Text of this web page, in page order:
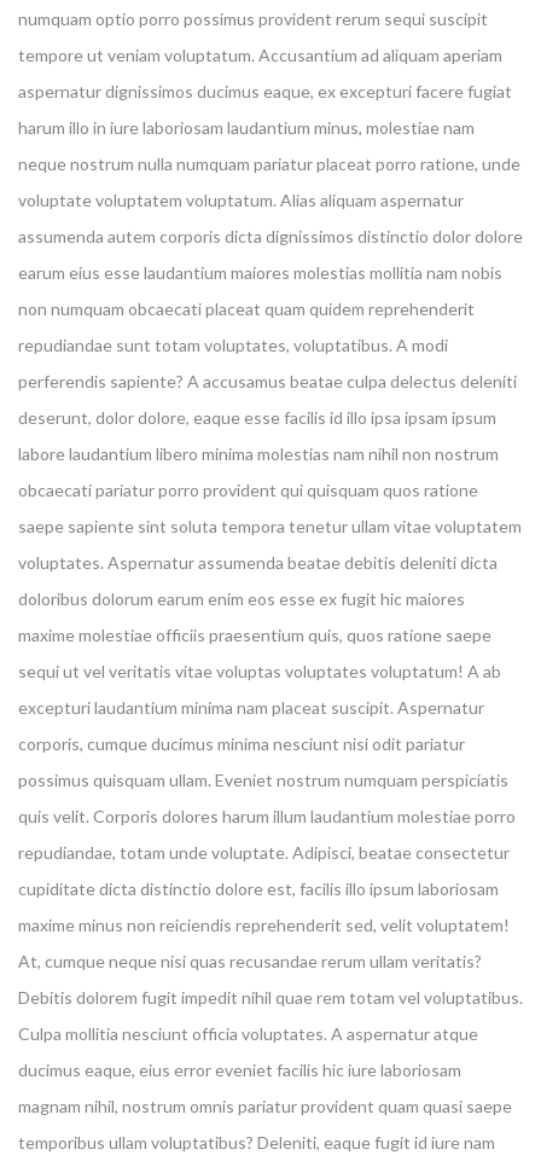
numquam optio porro possimus provident rerum sequi suscipit
tempore ut veniam voluptatum. Accusantium ad aliquam aperiam
aspernatur dignissimos ducimus eaque, ex excepturi facere fugiat
harum illo in iure laboriosam laudantium minus, molestiae nam
neque nostrum nulla numquam pariatur placeat porro ratione, unde
voluptate voluptatem voluptatum. Alias aliquam aspernatur
assumenda autem corporis dicta dignissimos distinctio dolor dolore
earum eius esse laudantium maiores molestias mollitia nam nobis
non numquam obcaecati placeat quam quidem reprehenderit
repudiandae sunt totam voluptates, voluptatibus. A modi
perferendis sapiente? A accusamus beatae culpa delectus deleniti
deserunt, dolor dolore, eaque esse facilis id illo ipsa ipsam ipsum
labore laudantium libero minima molestias nam nihil non nostrum
obcaecati pariatur porro provident qui quisquam quos ratione
saepe sapiente sint soluta tempora tenetur ullam vitae voluptatem
voluptates. Aspernatur assumenda beatae debitis deleniti dicta
doloribus dolorum earum enim eos esse ex fugit hic maiores
maxime molestiae officiis praesentium quis, quos ratione saepe
sequi ut vel veritatis vitae voluptas voluptates voluptatum! A ab
excepturi laudantium minima nam placeat suscipit. Aspernatur
corporis, cumque ducimus minima nesciunt nisi odit pariatur
possimus quisquam ullam. Eveniet nostrum numquam perspiciatis
quis velit. Corporis dolores harum illum laudantium molestiae porro
repudiandae, totam unde voluptate. Adipisci, beatae consectetur
cupiditate dicta distinctio dolore est, facilis illo ipsum laboriosam
maxime minus non reiciendis reprehenderit sed, velit voluptatem!
At, cumque neque nisi quas recusandae rerum ullam veritatis?
Debitis dolorem fugit impedit nihil quae rem totam vel voluptatibus.
Culpa mollitia nesciunt officia voluptates. A aspernatur atque
ducimus eaque, eius error eveniet facilis hic iure laboriosam
magnam nihil, nostrum omnis pariatur provident quam quasi saepe
temporibus ullam voluptatibus? Deleniti, eaque fugit id iure nam